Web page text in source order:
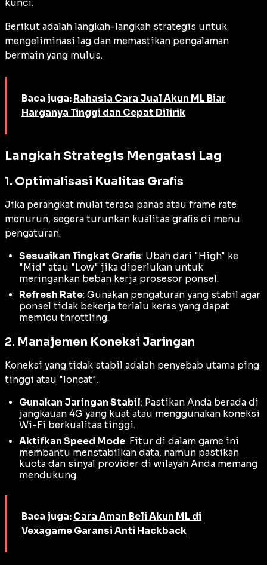
kunci.
Berikut adalah langkah-langkah strategis untuk
mengeliminasi lag dan memastikan pengalaman
bermain yang mulus.
Baca juga: Rahasia Cara Jual Akun ML Biar
Harganya Tinggi dan Cepat Dilirik
Langkah Strategis Mengatasi Lag
1. Optimalisasi Kualitas Grafis
Jika perangkat mulai terasa panas atau frame rate
menurun, segera turunkan kualitas grafis di menu
pengaturan.
Sesuaikan Tingkat Grafis: Ubah dari "High" ke
"Mid" atau "Low" jika diperlukan untuk
meringankan beban kerja prosesor ponsel.
Refresh Rate: Gunakan pengaturan yang stabil agar
ponsel tidak bekerja terlalu keras yang dapat
memicu throttling.
2. Manajemen Koneksi Jaringan
Koneksi yang tidak stabil adalah penyebab utama ping
tinggi atau "loncat".
Gunakan Jaringan Stabil: Pastikan Anda berada di
jangkauan 4G yang kuat atau menggunakan koneksi
Wi-Fi berkualitas tinggi.
Aktifkan Speed Mode: Fitur di dalam game ini
membantu menstabilkan data, namun pastikan
kuota dan sinyal provider di wilayah Anda memang
mendukung.
Baca juga: Cara Aman Beli Akun ML di
Vexagame Garansi Anti Hackback